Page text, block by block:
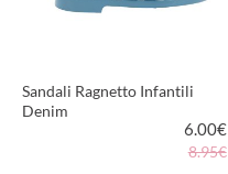
Sandali Ragnetto Infantili
Denim
6.00€
8.95€